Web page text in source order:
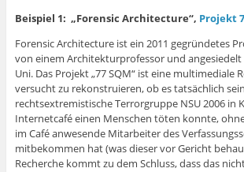
Beispiel 1: „Forensic Architecture“, Projekt
Forensic Architecture ist ein 2011 gegründetes
von einem Architekturprofessor und
Uni. Das Projekt „77 SQM“ ist eine multimediale
versucht zu rekonstruieren, ob es tatsächlich
rechtsextremistische Terrorgruppe NSU 2006 in
Internetcafé einen Menschen töten konnte,
im Café anwesende Mitarbeiter des
mitbekommen hat (was dieser vor Gericht
Recherche kommt zu dem Schluss, dass das